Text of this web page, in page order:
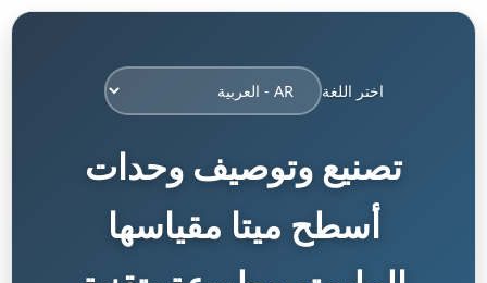
اختر اللغة
تصنيع وتوصيف وحدات
أسطح ميتا مقياسها